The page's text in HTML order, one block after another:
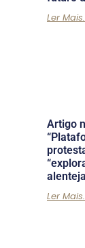
Ler
Artigo
Ler